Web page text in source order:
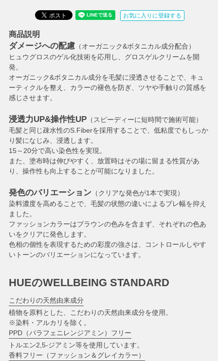
お気に入りに登録する
商品説明
ダメージへの配慮（オーガニック&ボタニカル成分配合）
ヒュウグロスのゲル化技術を応用し、グロスゲルクリームを開
発。
オーガニック&ボタニカル成分を毛髪に浸透させることで、キュ
ーティクルを整え、カラーの褪色を防ぎ、ツヤや手触りの質感を
感じさせます。
浸透力UP&操作性UP（スピーディーに短時間で施術可能）
毛髪と同じ疎水性のS.Fiberを採用することで、低粘度でもしっか
り髪になじみ、浸透します。
15～20分で高い染色性を実現。
また、塗布時は伸びやすく、放置時はその場に留まる性質があ
り、操作性も向上することが可能になりました。
発色のバリエーション（クリアな発色が1本で実現）
染料濃度を高めることで、毛髪の状態の違いによるブレ幅を抑え
ました。
ファッションカラーはブラウンの色みを含まず、それぞれの色あ
いをクリアに発色します。
色相の個性を表現するための彩度の強さは、コントロールしやす
いトーンのバリエーションになっています。
HUEのWELLBEING STANDARD
こだわりの天然由来成分
植物を原料とした、こだわりの天然由来成分を使用。
※染料・アルカリを除く。
PPD（パラフェニレンジアミン）フリー
トルエン2,5-ジアミン等を使用しています。
香料フリー（ファッション＆グレイカラー）